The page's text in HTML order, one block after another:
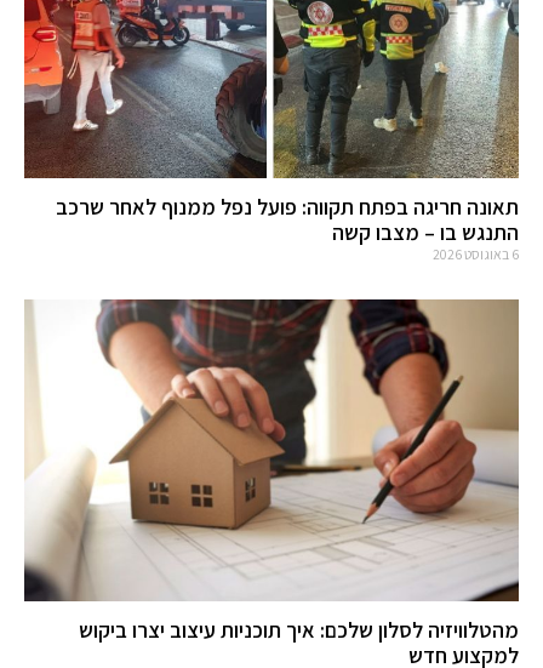
תאונה חריגה בפתח תקווה: פועל נפל ממנוף לאחר שרכב
התנגש בו – מצבו קשה
6 באוגוסט 2026
מהטלוויזיה לסלון שלכם: איך תוכניות עיצוב יצרו ביקוש
למקצוע חדש